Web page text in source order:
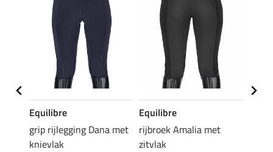
Equilibre
grip rijlegging Dana met
knievlak
Equilibre
rijbroek Amalia met
zitvlak